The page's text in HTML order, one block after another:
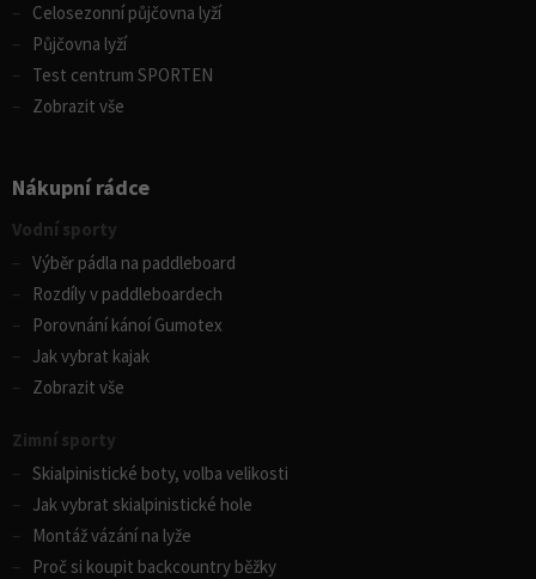
Celosezonní půjčovna lyží
Půjčovna lyží
Test centrum SPORTEN
Zobrazit vše
Nákupní rádce
Vodní sporty
Výběr pádla na paddleboard
Rozdíly v paddleboardech
Porovnání kánoí Gumotex
Jak vybrat kajak
Zobrazit vše
Zimní sporty
Skialpinistické boty, volba velikosti
Jak vybrat skialpinistické hole
Montáž vázání na lyže
Proč si koupit backcountry běžky